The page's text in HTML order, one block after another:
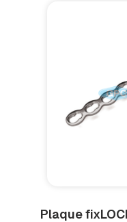
Plaque fix